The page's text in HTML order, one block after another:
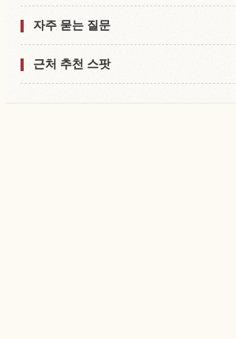
자주 묻는 질문
근처 추천 스팟